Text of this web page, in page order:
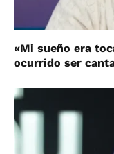
«Mi sueño era
ocurrido ser